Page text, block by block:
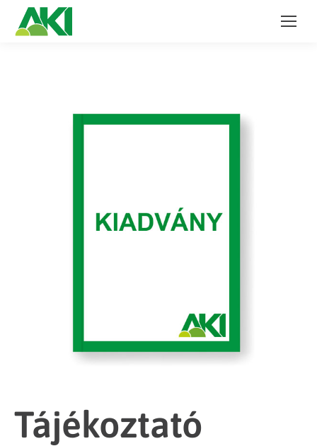
Tájékoztató